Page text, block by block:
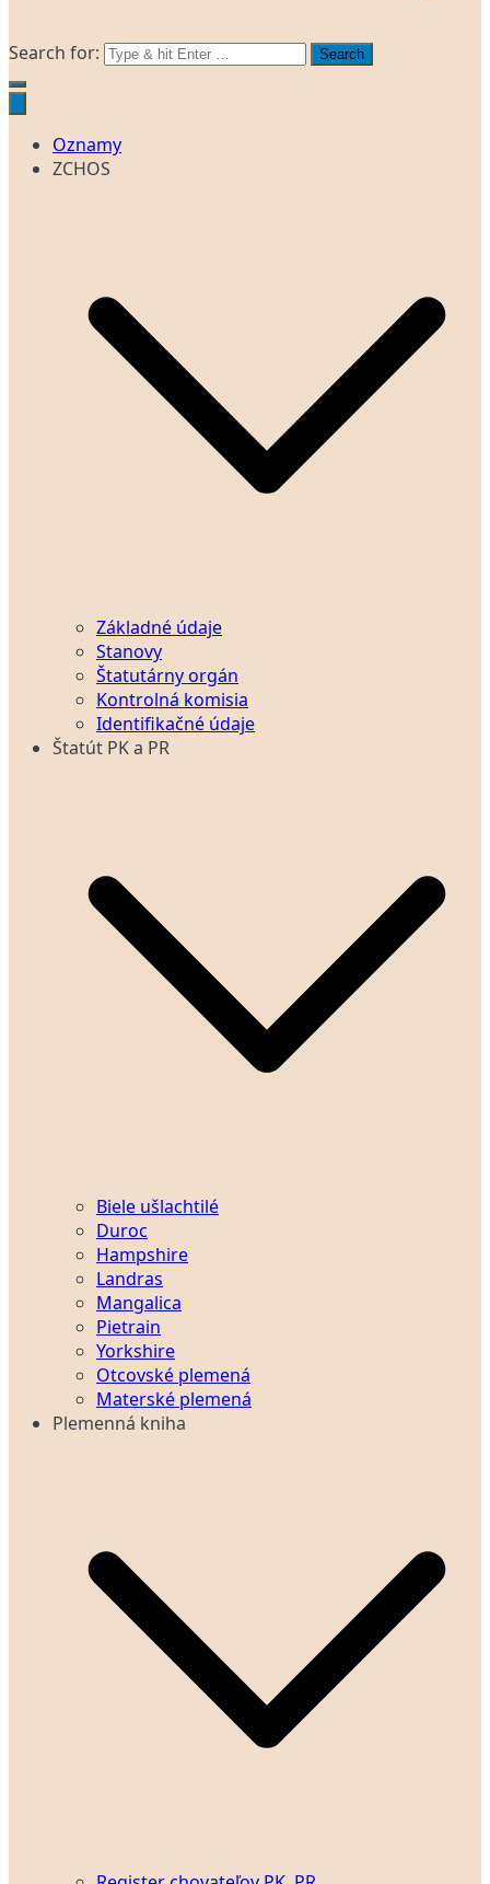
Search for:
Oznamy
ZCHOS
Základné údaje
Stanovy
Štatutárny orgán
Kontrolná komisia
Identifikačné údaje
Štatút PK a PR
Biele ušlachtilé
Duroc
Hampshire
Landras
Mangalica
Pietrain
Yorkshire
Otcovské plemená
Materské plemená
Plemenná kniha